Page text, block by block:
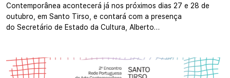
Contemporânea acontecerá já nos próximos dias 27 e 28 de
outubro, em Santo Tirso, e contará com a presença
do Secretário de Estado da Cultura, Alberto…